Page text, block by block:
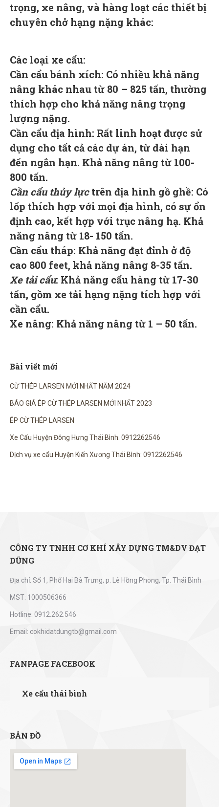
trọng, xe nâng, và hàng loạt các thiết bị
chuyên chở hạng nặng khác:
Các loại xe cẩu:
Cần cẩu bánh xích: Có nhiều khả năng
nâng khác nhau từ 80 – 825 tấn, thường
thích hợp cho khả năng nâng trọng
lượng nặng.
Cần cẩu địa hình: Rất linh hoạt được sử
dụng cho tất cả các dự án, từ dài hạn
đến ngắn hạn. Khả năng nâng từ 100-
800 tấn.
Cần cẩu thủy lựctrên địa hình gồ ghề: Có
lốp thích hợp với mọi địa hình, có sự ổn
định cao, kết hợp với trục nâng hạ. Khả
năng nâng từ 18- 150 tấn.
Cần cẩu tháp: Khả năng đạt đỉnh ở độ
cao 800 feet, khả năng nâng 8-35 tấn.
Xe tải cẩu: Khả năng cẩu hàng từ 17-30
tấn, gồm xe tải hạng nặng tích hợp với
cần cẩu.
Xe nâng: Khả năng nâng từ 1 – 50 tấn.
Bài viết mới
CỪ THÉP LARSEN MỚI NHẤT NĂM 2024
BÁO GIÁ ÉP CỪ THÉP LARSEN MỚI NHẤT 2023
ÉP CỪ THÉP LARSEN
Xe Cẩu Huyện Đông Hưng Thái Bình. 0912262546
Dịch vụ xe cẩu Huyện Kiến Xương Thái Bình: 0912262546
CÔNG TY TNHH CƠ KHÍ XÂY DỰNG TM&DV ĐẠT
DŨNG
Địa chỉ: Số 1, Phố Hai Bà Trưng, p. Lê Hồng Phong, Tp. Thái Bình
MST: 1000506366
Hotline: 0912.262.546
Email: cokhidatdungtb@gmail.com
FANPAGE FACEBOOK
Xe cẩu thái bình
BẢN ĐỒ